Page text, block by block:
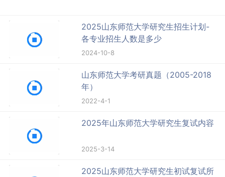
2025山东师范大学研究生招生计划-
各专业招生人数是多少
2024-10-8
山东师范大学考研真题（2005-2018
年）
2022-4-1
2025年山东师范大学研究生复试内容
2025-3-14
2025山东师范大学研究生初试复试所